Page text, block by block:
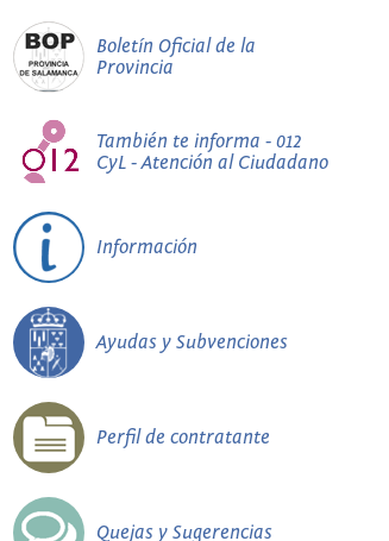
Boletín Oficial de la
Provincia
También te informa - 012
CyL - Atención al Ciudadano
Información
Ayudas y Subvenciones
Perfil de contratante
Quejas y Sugerencias